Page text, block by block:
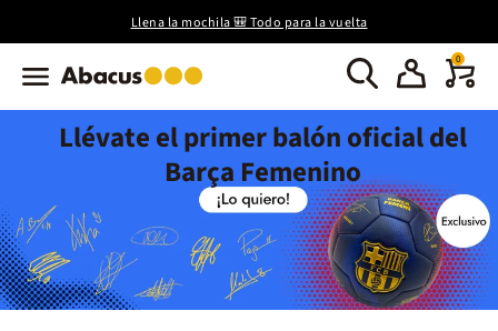
Llena la mochila 🎒 Todo para la vuelta
0
Llévate el primer balón oficial del
Barça Femenino